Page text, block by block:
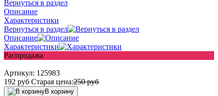
Вернуться в раздел
Описание
Характеристики
Вернуться в раздел
Описание
Характеристики
Распродажа
Артикул: 125983
192 руб Старая цена:250руб
В корзину